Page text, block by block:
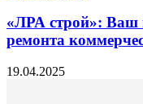
«ЛРА строй»: Ваш
ремонта
19.04.2025